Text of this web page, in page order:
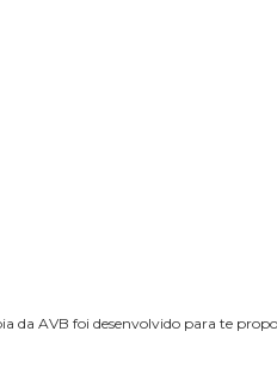
da AVB foi desenvolvido para te